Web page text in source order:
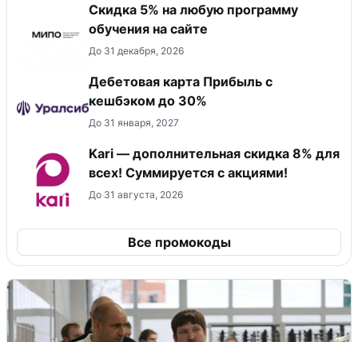
Скидка 5% на любую программу
обучения на сайте
До 31 декабря, 2026
Дебетовая карта Прибыль с
кешбэком до 30%
До 31 января, 2027
Kari — дополнительная скидка 8% для
всех! Суммируется с акциями!
До 31 августа, 2026
Все промокоды